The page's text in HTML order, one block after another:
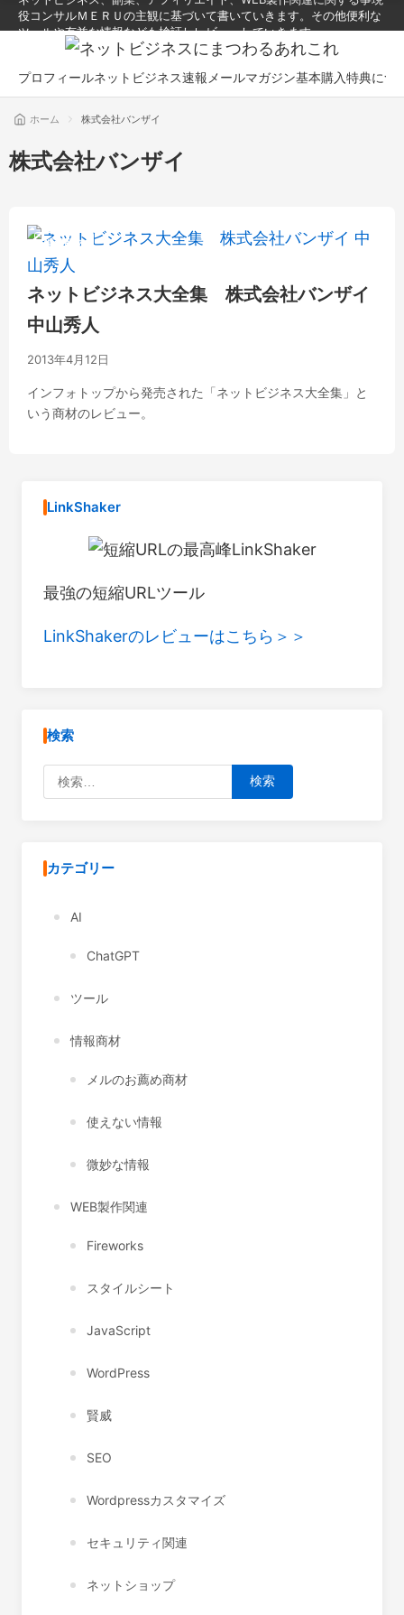
役コンサルＭＥＲＵの主観に基づいて書いていきます。その他便利な
ツールや有益な情報なども検証しレビューしていきます。
プロフィールネットビジネス速報メールマガジン基本購入特典につ
ホーム 株式会社バンザイ
株式会社バンザイ
情報商材
ネットビジネス大全集 株式会社バンザイ
中山秀人
2013年4月12日
インフォトップから発売された「ネットビジネス大全集」と
いう商材のレビュー。
LinkShaker
最強の短縮URLツール
LinkShakerのレビューはこちら＞＞
検索
検索:
カテゴリー
AI
ChatGPT
ツール
情報商材
メルのお薦め商材
使えない情報
微妙な情報
WEB製作関連
Fireworks
スタイルシート
JavaScript
WordPress
賢威
SEO
Wordpressカスタマイズ
セキュリティ関連
ネットショップ